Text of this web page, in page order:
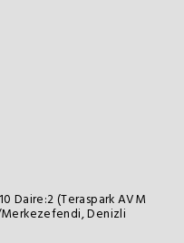
Daire:2 (Teraspark AVM
Merkezefendi, Denizli